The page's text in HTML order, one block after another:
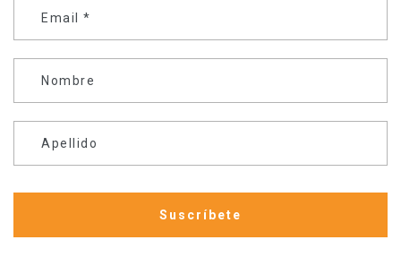
Email *
Nombre
Apellido